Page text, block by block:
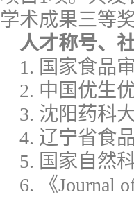
学术成果三等
人才称号、
1. 国家食品
2. 中国优生
3. 沈阳药科
4. 辽宁省食
5. 国家自然
6. 《Journal